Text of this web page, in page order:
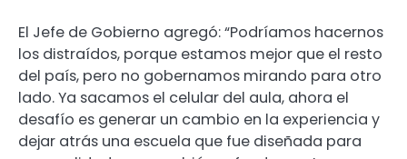
El Jefe de Gobierno agregó: “Podríamos hacernos
los distraídos, porque estamos mejor que el resto
del país, pero no gobernamos mirando para otro
lado. Ya sacamos el celular del aula, ahora el
desafío es generar un cambio en la experiencia y
dejar atrás una escuela que fue diseñada para